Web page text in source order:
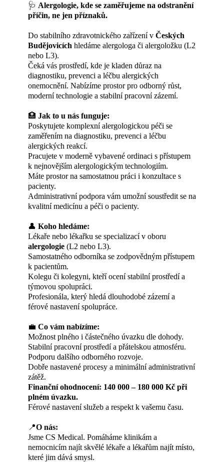
🩺 Alergologie, kde se zaměřujeme na odstranění
příčin, ne jen příznaků.
Do stabilního zdravotnického zařízení v Českých
Budějovicích hledáme alergologa či alergoložku (L2
nebo L3).
Čeká vás prostředí, kde je kladen důraz na
diagnostiku, prevenci a léčbu alergických
onemocnění. Nabízíme prostor pro odborný růst,
moderní technologie a stabilní pracovní zázemí.
🏥 Jak to u nás funguje:
Poskytujete komplexní alergologickou péči se
zaměřením na diagnostiku, prevenci a léčbu
alergických reakcí.
Pracujete v moderně vybavené ordinaci s přístupem
k nejnovějším alergologickým technologiím.
Máte prostor na samostatnou práci i konzultace s
pacienty.
Administrativní podpora vám umožní soustředit se na
kvalitní medicínu a péči o pacienty.
👤 Koho hledáme:
Lékaře nebo lékařku se specializací v oboru
alergologie (L2 nebo L3).
Samostatného odborníka se zodpovědným přístupem
k pacientům.
Kolegu či kolegyni, kteří ocení stabilní prostředí a
týmovou spolupráci.
Profesionála, který hledá dlouhodobé zázemí a
férové nastavení spolupráce.
💼 Co vám nabízíme:
Možnost plného i částečného úvazku dle dohody.
Stabilní pracovní prostředí a přátelskou atmosféru.
Podporu dalšího odborného rozvoje.
Dobře nastavené procesy a minimální administrativní
zátěž.
Finanční ohodnocení: 140 000 – 180 000 Kč při
plném úvazku.
Férové nastavení služeb a respekt k vašemu času.
📍O nás:
Jsme CS Medical. Pomáháme klinikám a
nemocnicím najít skvělé lékaře a lékařům najít místo,
které jim dává smysl.